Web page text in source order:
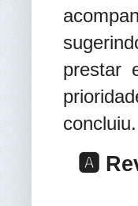
prestar
concluiu.
🅰️